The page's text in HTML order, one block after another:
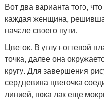
Вот два варианта того,
каждая женщина,
начале своего пути.
Цветок. В углу ногтевой
точка, далее она
кругу. Для завершения
сердцевина цветочка
линией, пока лак еще